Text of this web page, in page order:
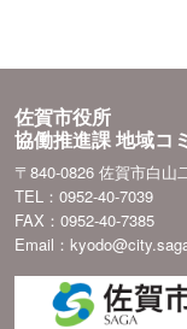
佐賀市役所
協働推進課 地域コ
〒840-0826 佐賀市白
TEL：0952-40-7039
FAX：0952-40-7385
Email：